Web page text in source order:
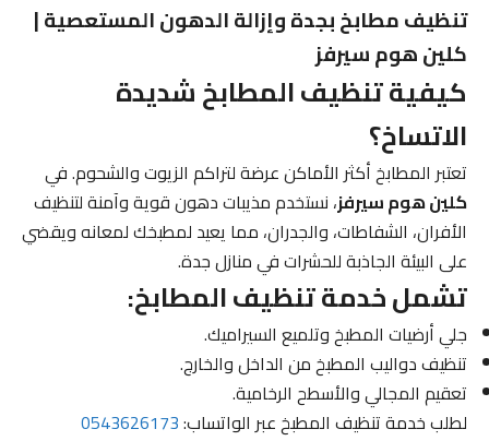
تنظيف مطابخ بجدة وإزالة الدهون المستعصية |
كلين هوم سيرفز
كيفية تنظيف المطابخ شديدة
الاتساخ؟
تعتبر المطابخ أكثر الأماكن عرضة لتراكم الزيوت والشحوم. في
كلين هوم سيرفز، نستخدم مذيبات دهون قوية وآمنة لتنظيف
الأفران، الشفاطات، والجدران، مما يعيد لمطبخك لمعانه ويقضي
على البيئة الجاذبة للحشرات في منازل جدة.
تشمل خدمة تنظيف المطابخ:
جلي أرضيات المطبخ وتلميع السيراميك.
تنظيف دواليب المطبخ من الداخل والخارج.
تعقيم المجالي والأسطح الرخامية.
لطلب خدمة تنظيف المطبخ عبر الواتساب:0543626173